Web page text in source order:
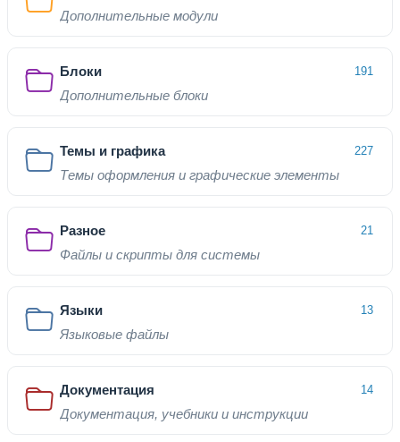
Дополнительные модули
Блоки 191
Дополнительные блоки
Темы и графика 227
Темы оформления и графические элементы
Разное 21
Файлы и скрипты для системы
Языки 13
Языковые файлы
Документация 14
Документация, учебники и инструкции